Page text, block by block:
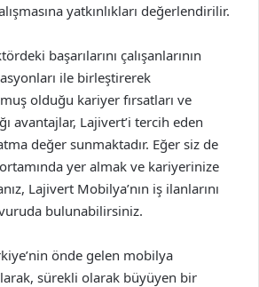
yatkınlıkları değerlendirilir.
başarılarını çalışanlarının
ile birleştirerek
olduğu kariyer fırsatları ve
avantajlar, Lajivert’i tercih eden
değer sunmaktadır. Eğer siz de
yer almak ve kariyerinize
Lajivert Mobilya’nın iş ilanlarını
bulunabilirsiniz.
önde gelen mobilya
sürekli olarak büyüyen bir